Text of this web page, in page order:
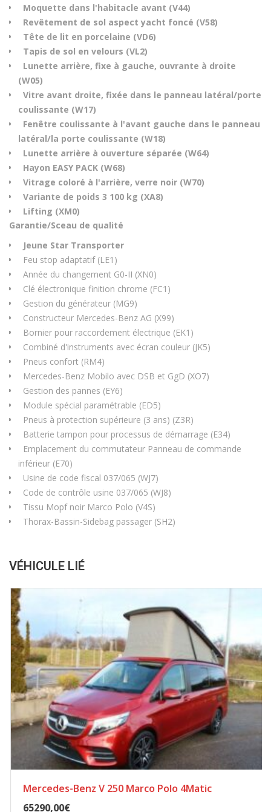
Moquette dans l'habitacle avant (V44)
Revêtement de sol aspect yacht foncé (V58)
Tête de lit en porcelaine (VD6)
Tapis de sol en velours (VL2)
Lunette arrière, fixe à gauche, ouvrante à droite
(W05)
Vitre avant droite, fixée dans le panneau latéral/porte
coulissante (W17)
Fenêtre coulissante à l'avant gauche dans le panneau
latéral/la porte coulissante (W18)
Lunette arrière à ouverture séparée (W64)
Hayon EASY PACK (W68)
Vitrage coloré à l'arrière, verre noir (W70)
Variante de poids 3 100 kg (XA8)
Lifting (XM0)
Garantie/Sceau de qualité
Jeune Star Transporter
Feu stop adaptatif (LE1)
Année du changement G0-II (XN0)
Clé électronique finition chrome (FC1)
Gestion du générateur (MG9)
Constructeur Mercedes-Benz AG (X99)
Bornier pour raccordement électrique (EK1)
Combiné d'instruments avec écran couleur (JK5)
Pneus confort (RM4)
Mercedes-Benz Mobilo avec DSB et GgD (XO7)
Gestion des pannes (EY6)
Module spécial paramétrable (ED5)
Pneus à protection supérieure (3 ans) (Z3R)
Batterie tampon pour processus de démarrage (E34)
Emplacement du commutateur Panneau de commande
inférieur (E70)
Usine de code fiscal 037/065 (WJ7)
Code de contrôle usine 037/065 (WJ8)
Tissu Mopf noir Marco Polo (V4S)
Thorax-Bassin-Sidebag passager (SH2)
VÉHICULE LIÉ
Mercedes-Benz V 250 Marco Polo 4Matic
65290,00€